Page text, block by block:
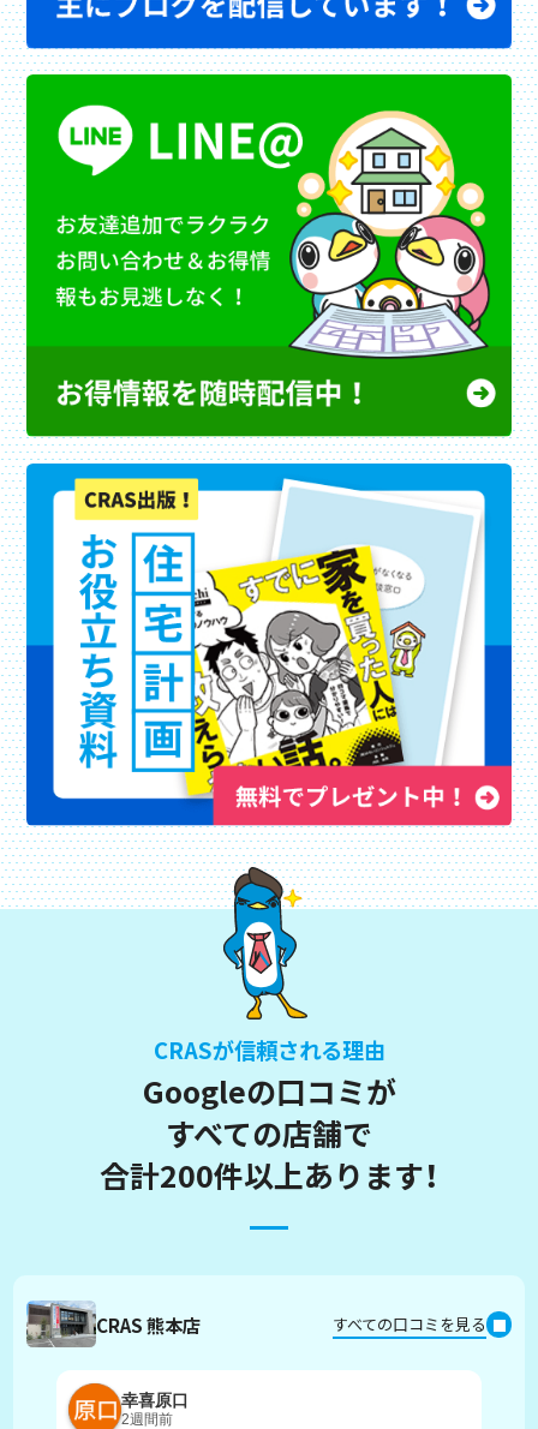
CRASが信頼される理由
Googleの口コミが
すべての店舗で
合計200件以上あります！
CRAS 熊本店 すべての口コミを見る
幸喜原口
2週間前